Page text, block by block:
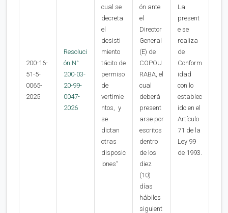
200-16-
51-5-
0065-
2025
Resoluci
ón N°
200-03-
20-99-
0047-
2026
cual se
decreta
el
desisti
miento
tácito de
permiso
de
vertimie
ntos, y
se
dictan
otras
disposic
iones”
ón ante
el
Director
General
(E) de
COPOU
RABA, el
cual
deberá
present
arse por
escritos
dentro
de los
diez
(10)
días
hábiles
siguient
La
present
e se
realiza
de
Conform
idad
con lo
establec
ido en el
Artículo
71 de la
Ley 99
de 1993.